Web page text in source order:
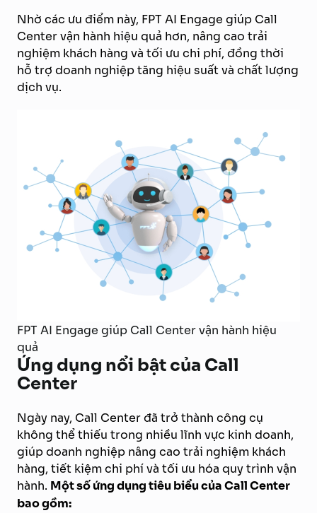
Nhờ các ưu điểm này, FPT AI Engage giúp Call
Center vận hành hiệu quả hơn, nâng cao trải
nghiệm khách hàng và tối ưu chi phí, đồng thời
hỗ trợ doanh nghiệp tăng hiệu suất và chất lượng
dịch vụ.
FPT AI Engage giúp Call Center vận hành hiệu
quả
Ứng dụng nổi bật của Call
Center
Ngày nay, Call Center đã trở thành công cụ
không thể thiếu trong nhiều lĩnh vực kinh doanh,
giúp doanh nghiệp nâng cao trải nghiệm khách
hàng, tiết kiệm chi phí và tối ưu hóa quy trình vận
hành. Một số ứng dụng tiêu biểu của Call Center
bao gồm: